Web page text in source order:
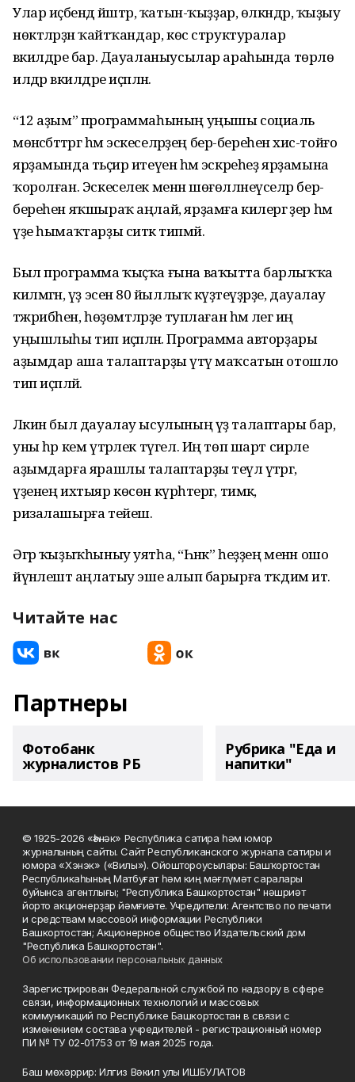
Улар иҫәбендә йәштәр, ҡатын-ҡыҙҙар, өлкәндәр, ҡыҙыу
нөктәләрҙән ҡайтҡандар, көс структуралар
вәкилдәре бар. Дауаланыусылар араһында төрлө
илдәр вәкилдәре иҫәпләнә.
“12 аҙым” программаһының уңышы социаль
мөнәсәбәттәргә һәм эскеселәрҙең бер-береһенә хис-тойғо
ярҙамында тәьҫир итеүенә һәм эскреһеҙ ярҙамына
ҡоролған. Эскеселек менән шөғөлләнеүселәр бер-
береһен яҡшыраҡ аңлай, ярҙамға килергә әҙер һәм
үҙе һымаҡтарҙы ситкә типмәй.
Был программа ҡыҫҡа ғына ваҡытта барлыҡҡа
килмәгән, үҙ эсенә 80 йыллыҡ күҙәтеүҙәрҙе, дауалау
тәжрибәһен, һөҙөмтәләрҙе туплаған һәм әлегә иң
уңышлыһы тип иҫәпләнә. Программа авторҙары
аҙымдар аша талаптарҙы үтәү маҡсатын отошло
тип иҫәпләй.
Ләкин был дауалау ысулының үҙ талаптары бар,
уны һәр кем үтәрлек түгел. Иң төп шарт сирле
аҙымдарға ярашлы талаптарҙы теүәл үтәргә,
үҙенең ихтыяр көсөн күрһәтергә, тимәк,
ризалашырға тейеш.
Әгәр ҡыҙыҡһыныу уятһа, “Һәнәк” һеҙҙең менән ошо
йүнәлештә аңлатыу эше алып барырға тәҡдим итә.
Читайте нас
Партнеры
Фотобанк
журналистов РБ
Рубрика "Еда и
напитки"
© 1925-2026 «Һәнәк» Республика сатира һәм юмор
журналының сайты. Сайт Республиканского журнала сатиры и
юмора «Хэнэк» («Вилы»). Ойоштороусылары: Башҡортостан
Республикаһының Матбуғат һәм киң мәғлүмәт саралары
буйынса агентлығы; "Республика Башкортостан" нәшриәт
йорто акционерҙар йәмғиәте. Учредители: Агентство по печати
и средствам массовой информации Республики
Башкортостан; Акционерное общество Издательский дом
"Республика Башкортостан".
Об использовании персональных данных
Зарегистрирован Федеральной службой по надзору в сфере
связи, информационных технологий и массовых
коммуникаций по Республике Башкортостан в связи с
изменением состава учредителей - регистрационный номер
ПИ № ТУ 02-01753 от 19 мая 2025 года.
Баш мөхәррир: Илгиз Вәкил улы ИШБУЛАТОВ